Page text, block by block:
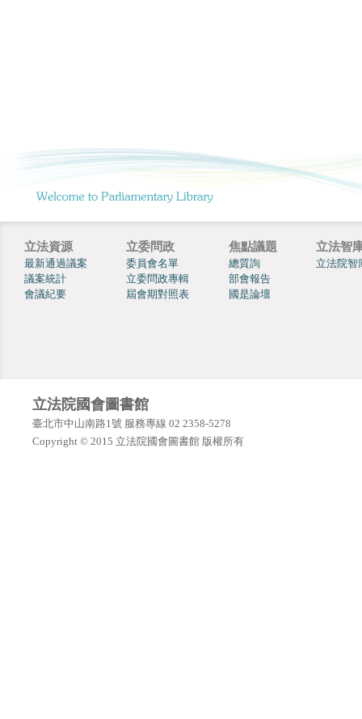
立法資源
最新通過議案
議案統計
會議紀要
立委問政
委員會名單
立委問政專輯
屆會期對照表
焦點議題
總質詢
部會報告
國是論壇
立法智
立法院智
立法院國會圖書館
臺北市中山南路1號 服務專線 02 2358-5278
Copyright © 2015 立法院國會圖書館 版權所有